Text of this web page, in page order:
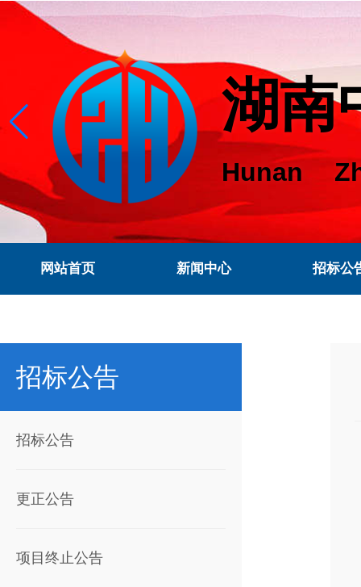
湖南
Hunan
网站首页 新闻中心 招标公
招标公告
招标公告
更正公告
项目终止公告